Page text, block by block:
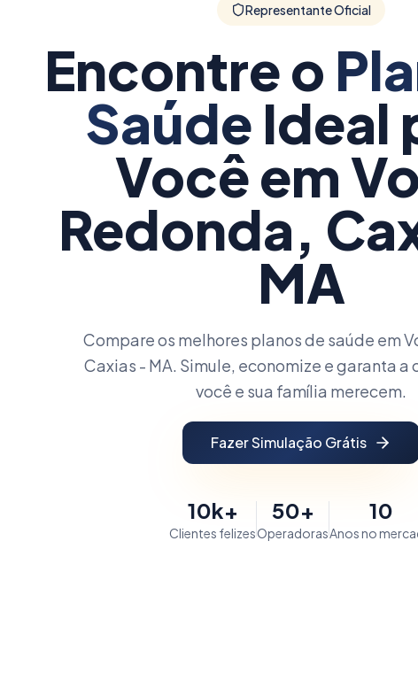
Representante Oficial
Encontre o
Saúde Ideal
Vocêem
Redonda,
MA
Compare os melhores planos de saúde em
Caxias - MA. Simule, economize e garanta a
você e sua família merecem.
Fazer Simulação Grátis
10k+
Clientes felizes
50+
Operadoras
10
Anos no